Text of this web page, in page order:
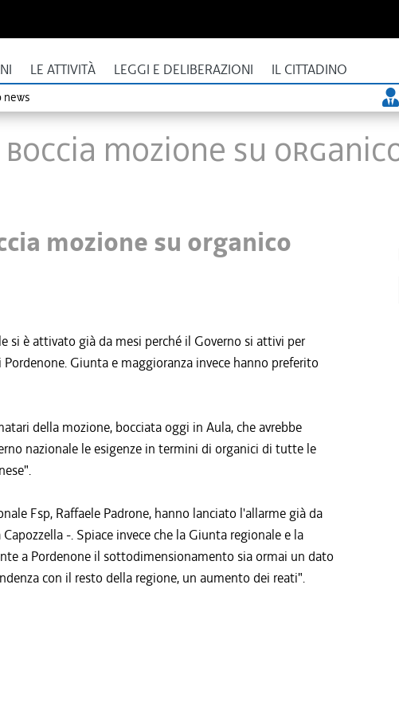
LE ATTIVITÀ LEGGI E DELIBERAZIONI IL CITTADINO
mozione su
mozione su organico
si è attivato già da mesi perché il Governo si attivi per
Giunta e maggioranza invece hanno preferito
della mozione, bocciata oggi in Aula, che avrebbe
nazionale le esigenze in termini di organici di tutte le
Fsp, Raffaele Padrone, hanno lanciato l'allarme già da
-. Spiace invece che la Giunta regionale e la
a Pordenone il sottodimensionamento sia ormai un dato
con il resto della regione, un aumento dei reati".